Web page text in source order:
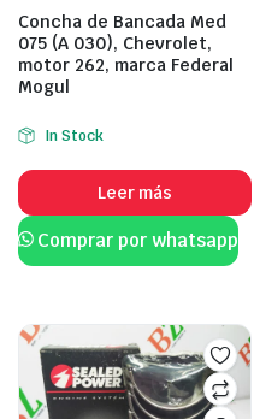
Concha de Bancada Med
075 (A 030), Chevrolet,
motor 262, marca Federal
Mogul
In Stock
Leer más
Comprar por whatsapp